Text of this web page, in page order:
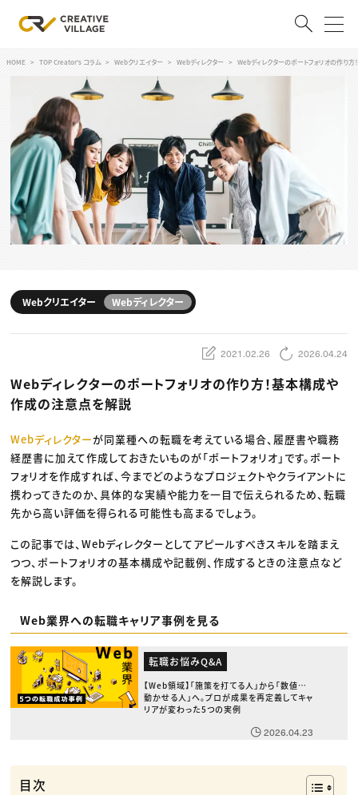
ログイン 会員登録
RECRUIT
クリエイター求人を探す
CREATIVE JOB求人検索
特集求人
採用説明会
スキルアップしたい！
デザイン
編集・ライティング
マーケティング
ディレクション
業界解説・キャリア事情
TOP Creator’s コラム
Webクリエイター
アプリクリエイター
ゲームクリエイター
映像クリエイター
クリエイターインタビュー
C＆R Magazine
セミナー
ニュース・トレンド トップ
Web
映像
ゲーム・エンタメ
広告
出版
CREATIVE VILLAGEからのお知らせ
プロフェッショナル×つながる×メディア
HOME TOP Creator's コラム Webクリエイター Webディレクター Webディレクターのポートフォリオの作り
Webクリエイター Webディレクター
2021.02.26 2026.04.24
Webディレクターのポートフォリオの作り方！基本構成や
作成の注意点を解説
Webディレクターが同業種への転職を考えている場合、履歴書や職務
経歴書に加えて作成しておきたいものが「ポートフォリオ」です。ポート
フォリオを作成すれば、今までどのようなプロジェクトやクライアントに
携わってきたのか、具体的な実績や能力を一目で伝えられるため、転職
先から高い評価を得られる可能性も高まるでしょう。
この記事では、Webディレクターとしてアピールすべきスキルを踏まえ
つつ、ポートフォリオの基本構成や記載例、作成するときの注意点など
を解説します。
Web業界への転職キャリア事例を見る
転職お悩みQ&A
【Web領域】「施策を打てる人」から「数値を
動かせる人」へ。プロが成果を再定義してキャ
リアが変わった5つの実例
2026.04.23
目次